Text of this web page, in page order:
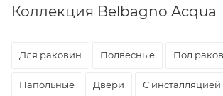
Коллекция Belbagno Acqua
Для раковин Подвесные Под
Напольные Двери С инсталляцией